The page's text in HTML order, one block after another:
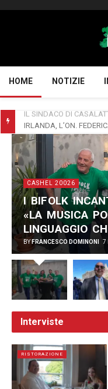
HOME NOTIZIE
CASHEL 20026
I BIFOLK
«LA MUSICA
LINGUAGGIO
BY FRANCESCO DOMINONI 7
Interviste
RISTORAZIONE